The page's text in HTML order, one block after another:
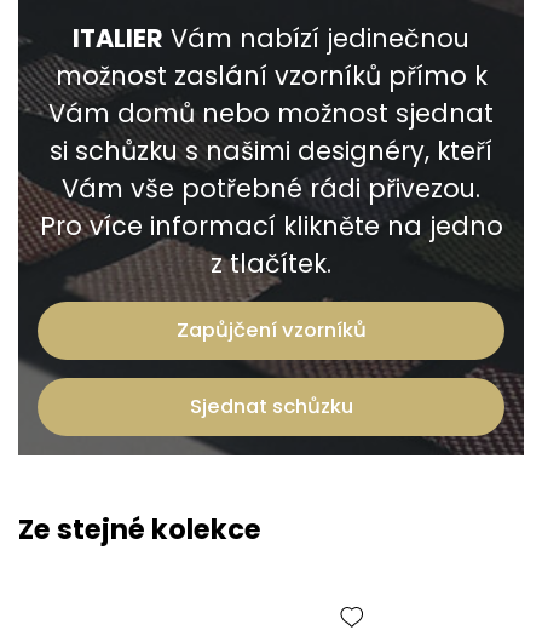
ITALIER Vám nabízí jedinečnou
možnost zaslání vzorníků přímo k
Vám domů nebo možnost sjednat
si schůzku s našimi designéry, kteří
Vám vše potřebné rádi přivezou.
Pro více informací klikněte na jedno
z tlačítek.
Zapůjčení vzorníků
Sjednat schůzku
Ze stejné kolekce